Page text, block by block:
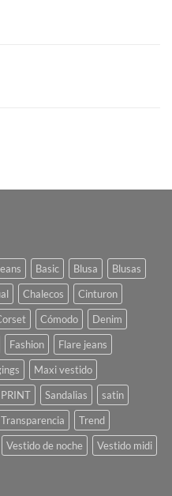
Basic Blusa
Blusas
Chalecos
Cinturon
Cómodo
Denim
Fashion
Flare jeans
Maxi vestido
PRINT Sandalias
satin
Transparencia
Trend
Vestido de noche
Vestido midi